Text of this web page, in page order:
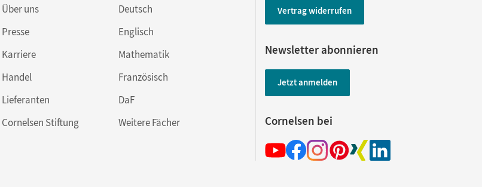
Über uns
Presse
Karriere
Handel
Lieferanten
Cornelsen Stiftung
Deutsch
Englisch
Mathematik
Französisch
DaF
Weitere Fächer
Vertrag widerrufen
Newsletter abonnieren
Jetzt anmelden
Cornelsen bei